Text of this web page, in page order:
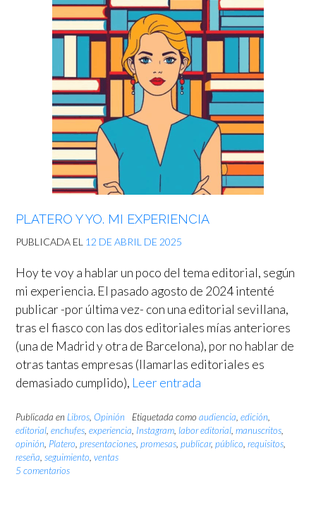
PLATERO Y YO. MI EXPERIENCIA
PUBLICADA EL 12 DE ABRIL DE 2025
Hoy te voy a hablar un poco del tema editorial, según
mi experiencia. El pasado agosto de 2024 intenté
publicar -por última vez- con una editorial sevillana,
tras el fiasco con las dos editoriales mías anteriores
(una de Madrid y otra de Barcelona), por no hablar de
otras tantas empresas (llamarlas editoriales es
demasiado cumplido), Leer entrada
Publicada en Libros, Opinión Etiquetada como audiencia, edición,
editorial, enchufes, experiencia, Instagram, labor editorial, manuscritos,
opinión, Platero, presentaciones, promesas, publicar, público, requisitos,
reseña, seguimiento, ventas
5 comentarios